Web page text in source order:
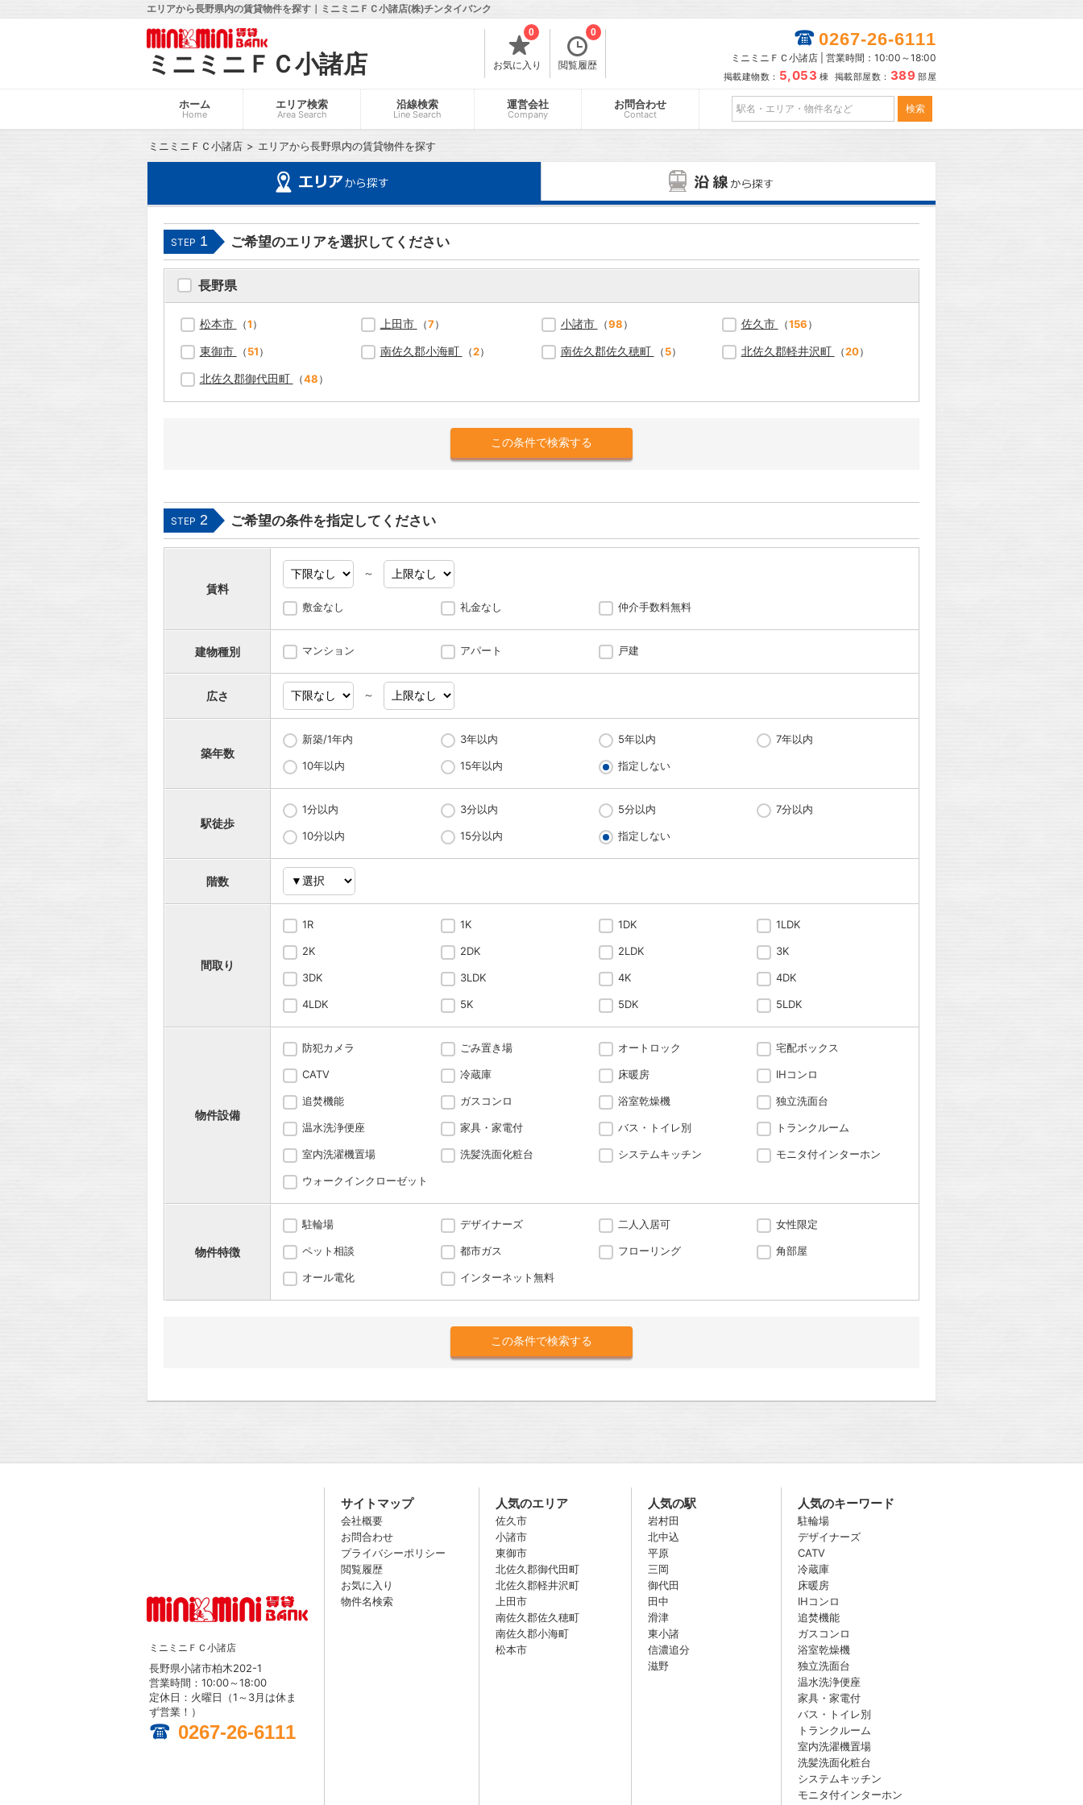
エリアから長野県内の賃貸物件を探す｜ミニミニＦＣ小諸店(株)チンタイバンク
ミニミニＦＣ小諸店 お気に入り
0
閲覧履歴
0 0267-26-6111
ミニミニＦＣ小諸店 | 営業時間：10:00～18:00
掲載建物数： 5,053 棟 掲載部屋数： 389 部屋
ホーム
Home
エリア検索
Area Search
沿線検索
Line Search
運営会社
Company
お問合わせ
Contact
ミニミニＦＣ小諸店 エリアから長野県内の賃貸物件を探す
STEP 1 ご希望のエリアを選択してください
長野県
松本市 （1） 上田市 （7） 小諸市 （98） 佐久市 （156）
東御市 （51） 南佐久郡小海町 （2） 南佐久郡佐久穂町 （5） 北佐久郡軽井沢町 （20）
北佐久郡御代田町 （48）
STEP 2 ご希望の条件を指定してください
賃料
～
敷金なし 礼金なし 仲介手数料無料
建物種別 マンション アパート 戸建
広さ ～
築年数
新築/1年内 3年以内 5年以内 7年以内
10年以内 15年以内 指定しない
駅徒歩
1分以内 3分以内 5分以内 7分以内
10分以内 15分以内 指定しない
階数
間取り
1R 1K 1DK 1LDK
2K 2DK 2LDK 3K
3DK 3LDK 4K 4DK
4LDK 5K 5DK 5LDK
物件設備
防犯カメラ ごみ置き場 オートロック 宅配ボックス
CATV 冷蔵庫 床暖房 IHコンロ
追焚機能 ガスコンロ 浴室乾燥機 独立洗面台
温水洗浄便座 家具・家電付 バス・トイレ別 トランクルーム
室内洗濯機置場 洗髪洗面化粧台 システムキッチン モニタ付インターホン
ウォークインクローゼット
物件特徴
駐輪場 デザイナーズ 二人入居可 女性限定
ペット相談 都市ガス フローリング 角部屋
オール電化 インターネット無料
ミニミニＦＣ小諸店
長野県小諸市柏木202-1
営業時間：10:00～18:00
定休日：火曜日（1～3月は休ま
ず営業！）
0267-26-6111
サイトマップ
会社概要
お問合わせ
プライバシーポリシー
閲覧履歴
お気に入り
物件名検索
人気のエリア
佐久市
小諸市
東御市
北佐久郡御代田町
北佐久郡軽井沢町
上田市
南佐久郡佐久穂町
南佐久郡小海町
松本市
人気の駅
岩村田
北中込
平原
三岡
御代田
田中
滑津
東小諸
信濃追分
滋野
人気のキーワード
駐輪場
デザイナーズ
CATV
冷蔵庫
床暖房
IHコンロ
追焚機能
ガスコンロ
浴室乾燥機
独立洗面台
温水洗浄便座
家具・家電付
バス・トイレ別
トランクルーム
室内洗濯機置場
洗髪洗面化粧台
システムキッチン
モニタ付インターホン